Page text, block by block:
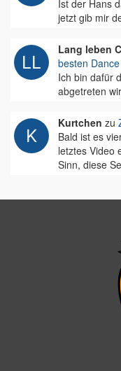
Ist der Hans
jetzt gib mir
Lang leben
besten
Ich bin dafür
abgetreten
Kurtchen zu
Bald ist es
letztes Video
Sinn, diese